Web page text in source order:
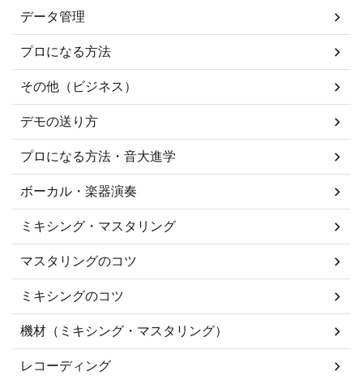
データ管理
プロになる方法
その他（ビジネス）
デモの送り方
プロになる方法・音大進学
ボーカル・楽器演奏
ミキシング・マスタリング
マスタリングのコツ
ミキシングのコツ
機材（ミキシング・マスタリング）
レコーディング